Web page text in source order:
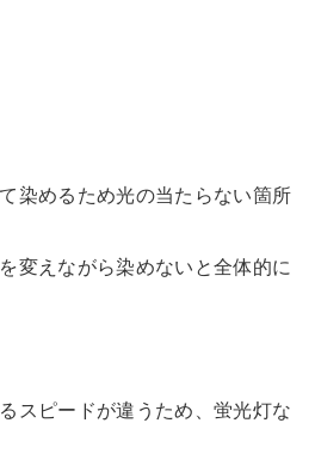
染めるため光の当たらない箇所
変えながら染めないと全体的に
スピードが違うため、蛍光灯な